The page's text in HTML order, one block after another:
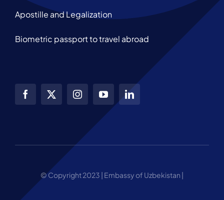
Apostille and Legalization
Biometric passport to travel abroad
© Copyright 2023 | Embassy of Uzbekistan |